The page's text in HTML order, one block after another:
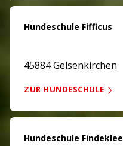
Hundeschule Fifficus
45884 Gelsenkirchen
ZUR HUNDESCHULE
Hundeschule Findeklee